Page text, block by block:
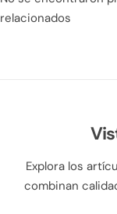
relacionados
Explora los
combinan